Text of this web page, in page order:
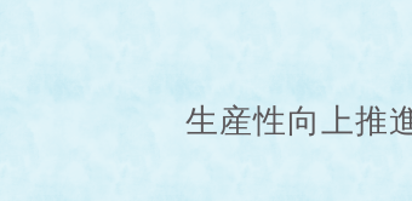
生産性向上推